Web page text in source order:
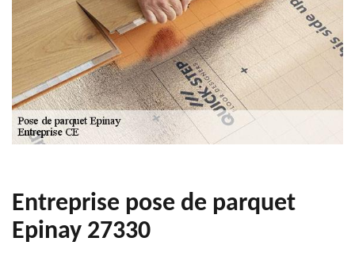
Entreprise pose de parquet
Epinay 27330